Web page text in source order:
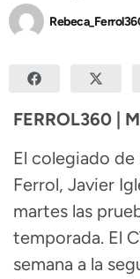
FERROL360 |
El colegiado
Ferrol, Javier
martes las
temporada. El
semana a la